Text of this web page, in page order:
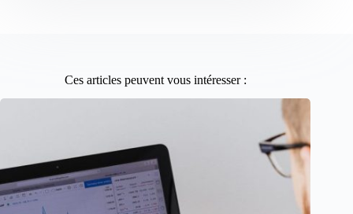
Ces articles peuvent vous intéresser :